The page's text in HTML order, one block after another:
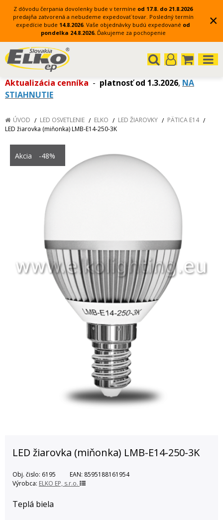
Z dôvodu čerpania dovolenky bude v termíne od 17.8. do 21.8.2026
predajňa zatvorená a nebudeme expedovať tovar. Posledný termín
expedície bude 14.8.2026. Vaše objednávky budú expedované od
pondelka 24.8.2026. Ďakujeme za pochopenie
×
Aktualizácia cenníka - platnosť od 1.3.2026, NA
STIAHNUTIE
ÚVOD LED OSVETLENIE ELKO LED ŽIAROVKY
PÄTICA E14
LED žiarovka (miňonka) LMB-E14-250-3K
Akcia -48%
LED žiarovka (miňonka) LMB-E14-250-3K
Obj. čislo: 6195 EAN: 8595188161954
Výrobca: ELKO EP, s.r.o.
Teplá biela